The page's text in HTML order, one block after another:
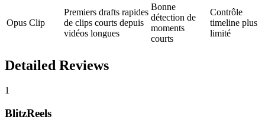
Opus Clip
Premiers drafts rapides
de clips courts depuis
vidéos longues
Bonne
détection de
moments
courts
Contrôle
timeline plus
limité
Detailed Reviews
1
BlitzReels